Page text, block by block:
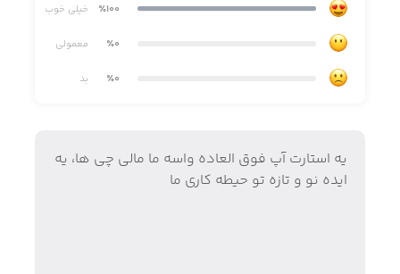
٪100 خیلی خوب
٪0 معمولی
٪0 بد
یه استارت آپ فوق العاده واسه ما مالی چی ها، یه
ایده نو و تازه تو حیطه کاری ما